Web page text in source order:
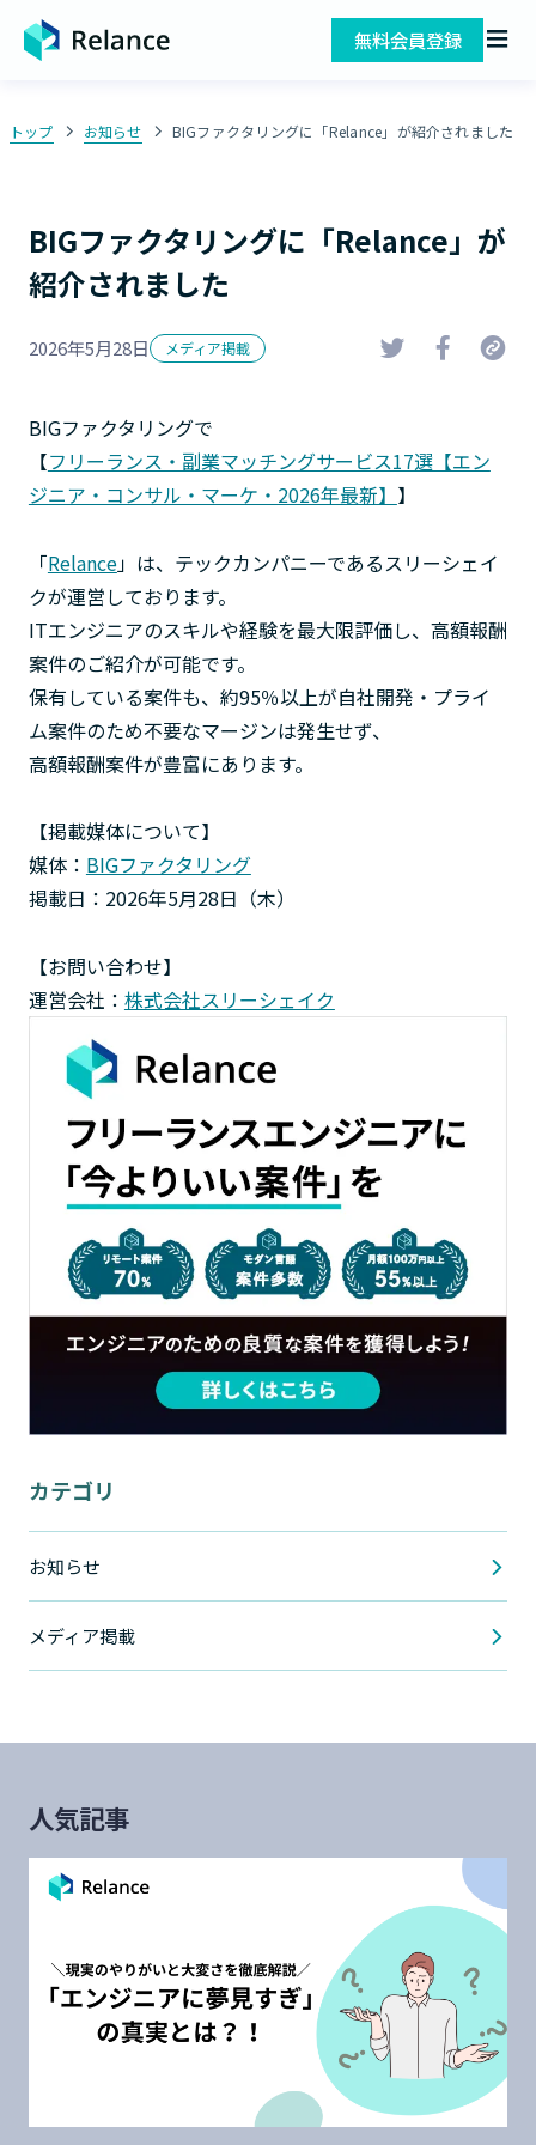
無料会員登録
トップ お知らせ BIGファクタリングに「Relance」が紹介されました
BIGファクタリングに「Relance」が
紹介されました
2026年5月28日 メディア掲載
BIGファクタリングで
【フリーランス・副業マッチングサービス17選【エン
ジニア・コンサル・マーケ・2026年最新】 】
「Relance」は、テックカンパニーであるスリーシェイ
クが運営しております。
ITエンジニアのスキルや経験を最大限評価し、高額報酬
案件のご紹介が可能です。
保有している案件も、約95％以上が自社開発・プライ
ム案件のため不要なマージンは発生せず、
高額報酬案件が豊富にあります。
【掲載媒体について】
媒体： BIGファクタリング
掲載日：2026年5月28日（木）
【お問い合わせ】
運営会社： 株式会社スリーシェイク
カテゴリ
お知らせ
メディア掲載
人気記事